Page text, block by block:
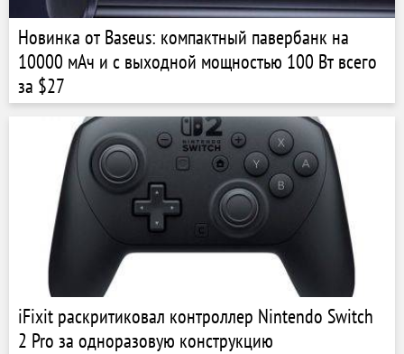
Новинка от Baseus: компактный павербанк на
10000 мАч и с выходной мощностью 100 Вт всего
за $27
iFixit раскритиковал контроллер Nintendo Switch
2 Pro за одноразовую конструкцию